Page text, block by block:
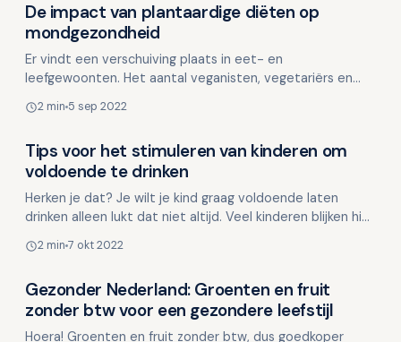
Voeding en mondgezondheid
De impact van plantaardige diëten op
mondgezondheid
Er vindt een verschuiving plaats in eet- en
leefgewoonten. Het aantal veganisten, vegetariërs en
volle…
2 min 5 sep 2022
Voeding en mondgezondheid
Tips voor het stimuleren van kinderen om
voldoende te drinken
Herken je dat? Je wilt je kind graag voldoende laten
drinken alleen lukt dat niet altijd. Veel kinderen blijken hier
2 min 7 okt 2022
Voeding en mondgezondheid
Gezonder Nederland: Groenten en fruit
zonder btw voor een gezondere leefstijl
Hoera! Groenten en fruit zonder btw, dus goedkoper